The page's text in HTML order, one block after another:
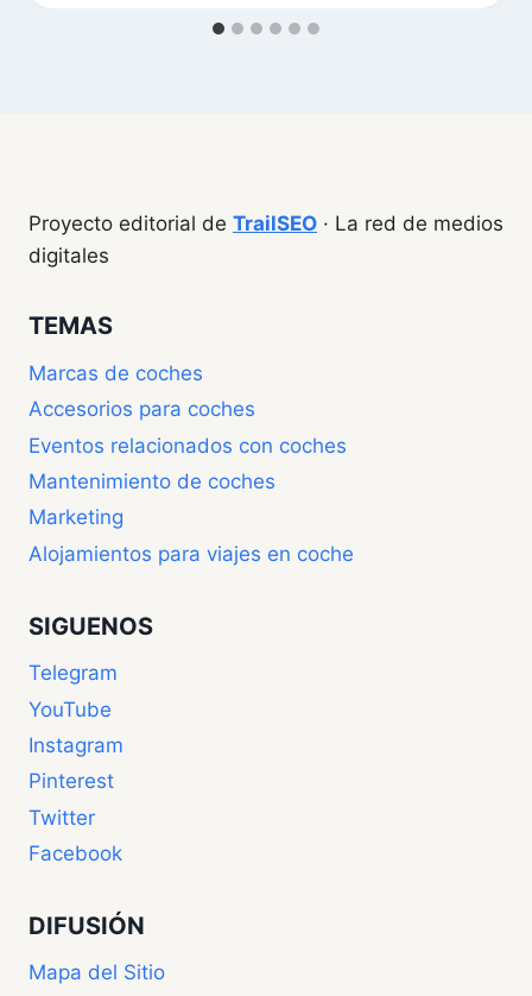
Proyecto editorial de TrailSEO · La red de medios
digitales
TEMAS
Marcas de coches
Accesorios para coches
Eventos relacionados con coches
Mantenimiento de coches
Marketing
Alojamientos para viajes en coche
SIGUENOS
Telegram
YouTube
Instagram
Pinterest
Twitter
Facebook
DIFUSIÓN
Mapa del Sitio